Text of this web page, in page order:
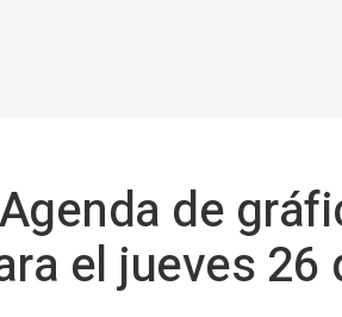
de
el jueves 26